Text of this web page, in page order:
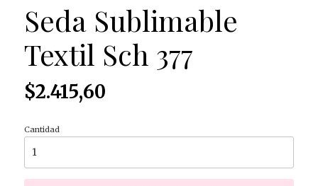
Seda Sublimable
Textil Sch 377
$2.415,60
Cantidad